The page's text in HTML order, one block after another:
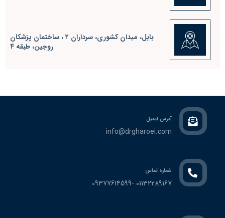
بابل، ميدان كشوري، سرداران ٢ ، ساختمان پزشكان
روجين، طبقه ٤
آدرس ایمیل
info@drgharoei.com
شماره تماس
01132289167 -09377614599